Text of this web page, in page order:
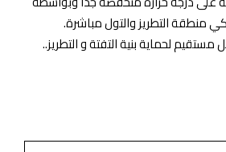
التطريز والتول مباشرة.
لحماية بنية التفتة و التطريز..